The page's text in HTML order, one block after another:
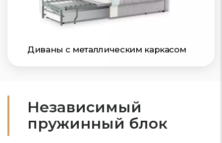
Диваны с металлическим каркасом
Независимый
пружинный блок